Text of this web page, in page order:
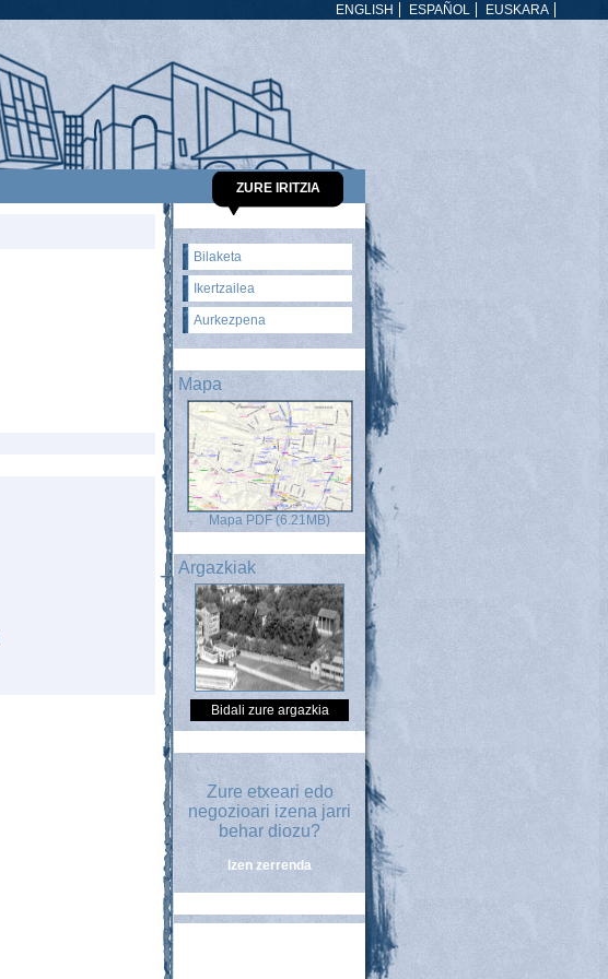
EUSKARA
ESPAÑOL
ENGLISH
ZURE IRITZIA
Bilaketa
Ikertzailea
Aurkezpena
Mapa
Mapa PDF (6.21MB)
Argazkiak
Bidali zure argazkia
Zure etxeari edo
negozioari izena jarri
behar diozu?
Izen zerrenda